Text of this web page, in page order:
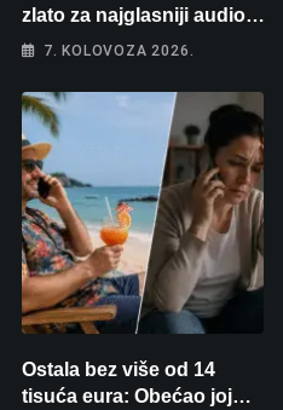
zlato za najglasniji audio
sustav i srušio osobni
7. KOLOVOZA 2026.
Ostala bez više od 14
tisuća eura: Obećao joj